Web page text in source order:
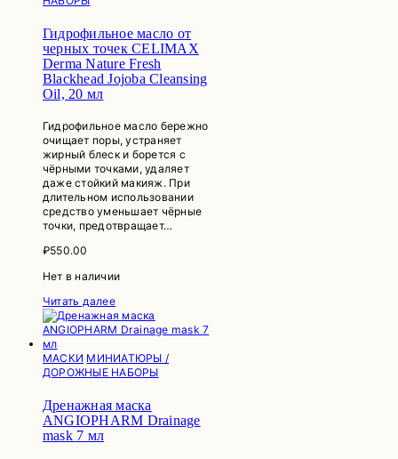
Гидрофильное масло от
черных точек CELIMAX
Derma Nature Fresh
Blackhead Jojoba Cleansing
Oil, 20 мл
Гидрофильное масло бережно
очищает поры, устраняет
жирный блеск и борется с
чёрными точками, удаляет
даже стойкий макияж. При
длительном использовании
средство уменьшает чёрные
точки, предотвращает…
₽550.00
Нет в наличии
Читать далее
МАСКИ МИНИАТЮРЫ /
ДОРОЖНЫЕ НАБОРЫ
Дренажная маска
ANGIOPHARM Drainage
mask 7 мл